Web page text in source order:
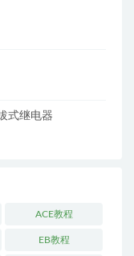
式继电器
ACE教程
EB教程